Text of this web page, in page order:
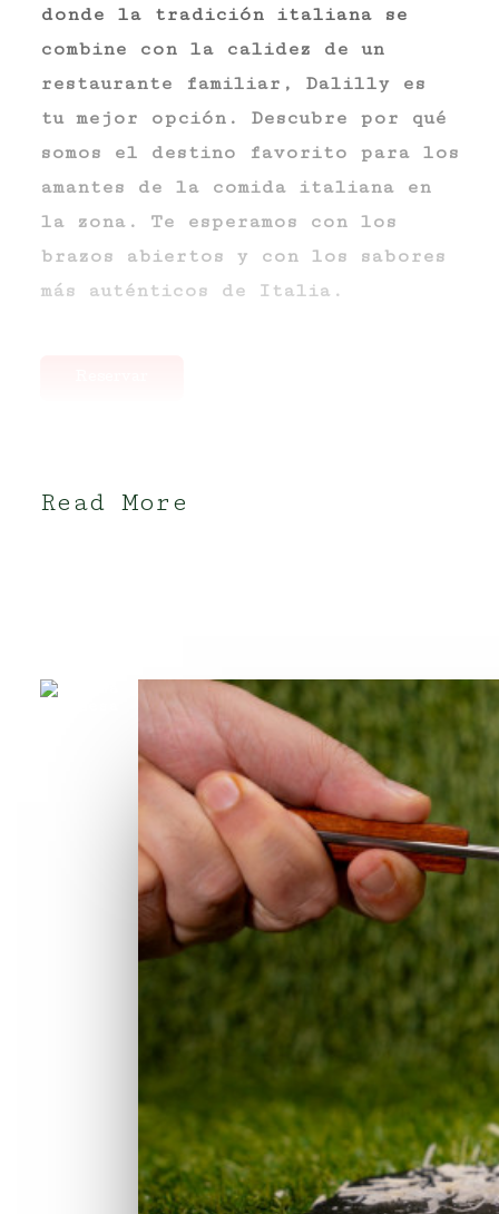
donde la tradición italiana se
combine con la calidez de un
restaurante familiar, Dalilly es
tu mejor opción. Descubre por qué
somos el destino favorito para los
amantes de la comida italiana en
la zona. Te esperamos con los
brazos abiertos y con los sabores
más auténticos de Italia.
Read More